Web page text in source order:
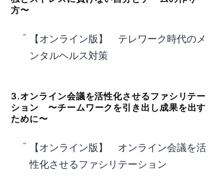
方〜
【オンライン版】 テレワーク時代のメ
ンタルヘルス対策
3.オンライン会議を活性化させるファシリテー
ション 〜チームワークを引き出し成果を出す
ために〜
【オンライン版】 オンライン会議を活
性化させるファシリテーション